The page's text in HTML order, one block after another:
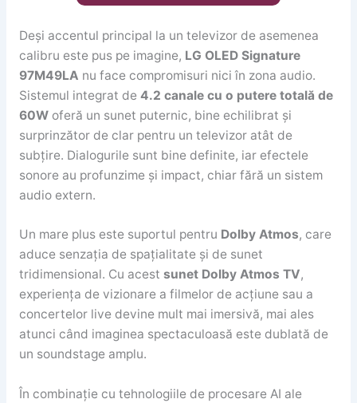
Deși accentul principal la un televizor de asemenea
calibru este pus pe imagine, LG OLED Signature
97M49LA nu face compromisuri nici în zona audio.
Sistemul integrat de 4.2 canale cu o putere totală de
60Woferă un sunet puternic, bine echilibrat și
surprinzător de clar pentru un televizor atât de
subțire. Dialogurile sunt bine definite, iar efectele
sonore au profunzime și impact, chiar fără un sistem
audio extern.
Un mare plus este suportul pentru Dolby Atmos, care
aduce senzația de spațialitate și de sunet
tridimensional. Cu acest sunet Dolby Atmos TV,
experiența de vizionare a filmelor de acțiune sau a
concertelor live devine mult mai imersivă, mai ales
atunci când imaginea spectaculoasă este dublată de
un soundstage amplu.
În combinație cu tehnologiile de procesare AI ale